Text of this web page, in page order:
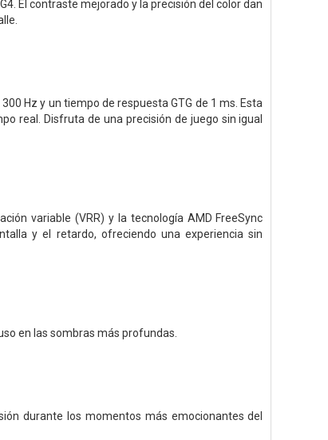
El contraste mejorado y la precisión del color dan
Hz y un tiempo de respuesta GTG de 1 ms. Esta
real. Disfruta de una precisión de juego sin igual
variable (VRR) y la tecnología AMD FreeSync
y el retardo, ofreciendo una experiencia sin
en las sombras más profundas.
durante los momentos más emocionantes del